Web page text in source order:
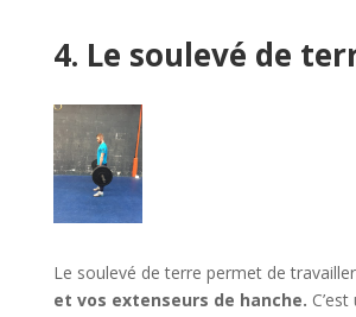
4. Le soulevé de
Le soulevé de terre permet de travailler
et vos extenseurs de hanche.